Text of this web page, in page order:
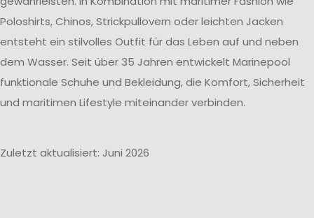
Poloshirts, Chinos, Strickpullovern oder leichten Jacken
entsteht ein stilvolles Outfit für das Leben auf und neben
dem Wasser. Seit über 35 Jahren entwickelt Marinepool
funktionale Schuhe und Bekleidung, die Komfort, Sicherheit
und maritimen Lifestyle miteinander verbinden.
Zuletzt aktualisiert: Juni 2026